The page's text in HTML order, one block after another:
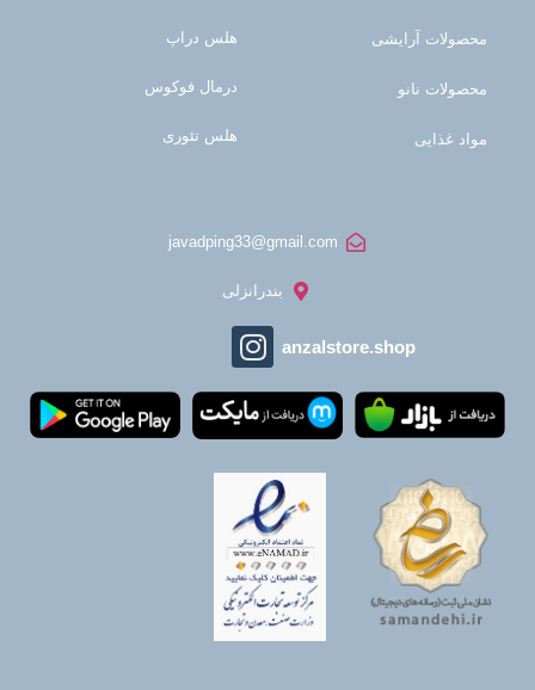
محصولات آرایشی
محصولات نانو
مواد غذایی
هلس دراپ
درمال فوکوس
هلس تئوری
javadping33@gmail.com
بندرانزلی
anzalstore.shop